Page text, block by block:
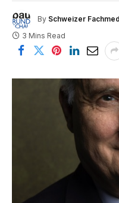
By Schweizer
3 Mins Read